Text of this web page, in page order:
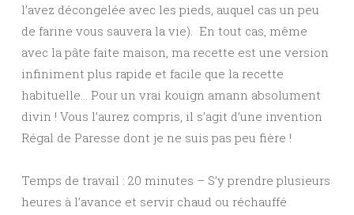
l’avez décongelée avec les pieds, auquel cas un peu
de farine vous sauvera la vie). En tout cas, même
avec la pâte faite maison, ma recette est une version
infiniment plus rapide et facile que la recette
habituelle… Pour un vrai kouign amann absolument
divin ! Vous l’aurez compris, il s’agit d’une invention
Régal de Paresse dont je ne suis pas peu fière !
Temps de travail : 20 minutes – S’y prendre plusieurs
heures à l’avance et servir chaud ou réchauffé